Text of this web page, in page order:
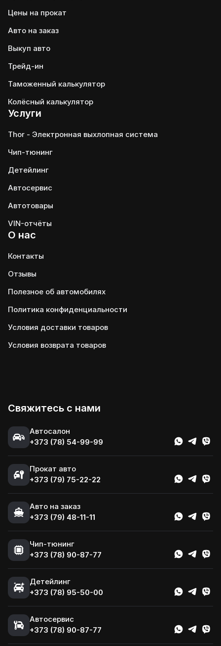
Цены на прокат
Авто на заказ
Выкуп авто
Трейд-ин
Таможенный калькулятор
Колёсный калькулятор
Услуги
Thor - Электронная выхлопная система
Чип-тюнинг
Детейлинг
Автосервис
Автотовары
VIN-отчёты
О нас
Контакты
Отзывы
Полезное об автомобилях
Политика конфиденциальности
Условия доставки товаров
Условия возврата товаров
Свяжитесь с нами
Автосалон
+373 (78) 54-99-99
Прокат авто
+373 (79) 75-22-22
Авто на заказ
+373 (79) 48-11-11
Чип-тюнинг
+373 (78) 90-87-77
Детейлинг
+373 (78) 95-50-00
Автосервис
+373 (78) 90-87-77